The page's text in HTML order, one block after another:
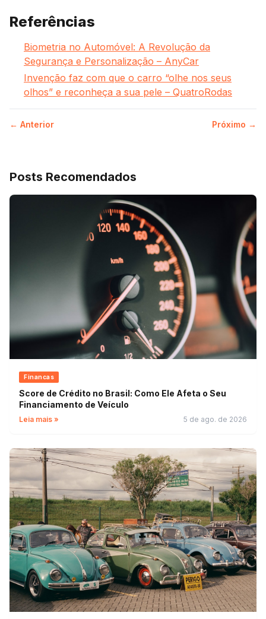
Referências
Biometria no Automóvel: A Revolução da
Segurança e Personalização – AnyCar
Invenção faz com que o carro “olhe nos seus
olhos” e reconheça a sua pele – QuatroRodas
← Anterior Próximo →
Posts Recomendados
Financas
Score de Crédito no Brasil: Como Ele Afeta o Seu
Financiamento de Veículo
Leia mais » 5 de ago. de 2026